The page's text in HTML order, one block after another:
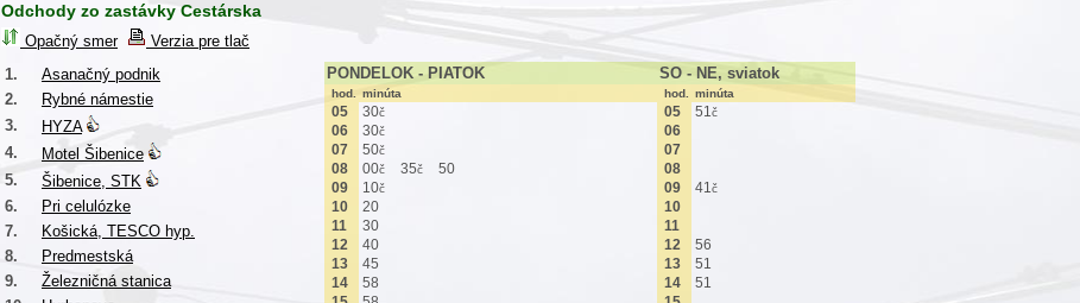
Odchody zo zastávky Cestárska
Opačný smer
Verzia pre tlač
1.
Asanačný podnik
2.
Rybné námestie
3.
HYZA
4.
Motel Šibenice
5.
Šibenice, STK
6.
Pri celulózke
7.
Košická, TESCO hyp.
8.
Predmestská
9.
Železničná stanica
PONDELOK - PIATOK
hod. minúta
05 30č
06 30č
07 50č
08 00č 35č
50
09
10č
10
20
11
30
12
40
13
45
14
58
SO - NE, sviatok
hod. minúta
05 51č
06
07
08
09
41č
10
11
12
56
13
51
14
51